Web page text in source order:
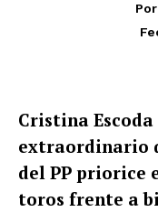
Cristina
extraordinario
del PP priorice
toros frente a